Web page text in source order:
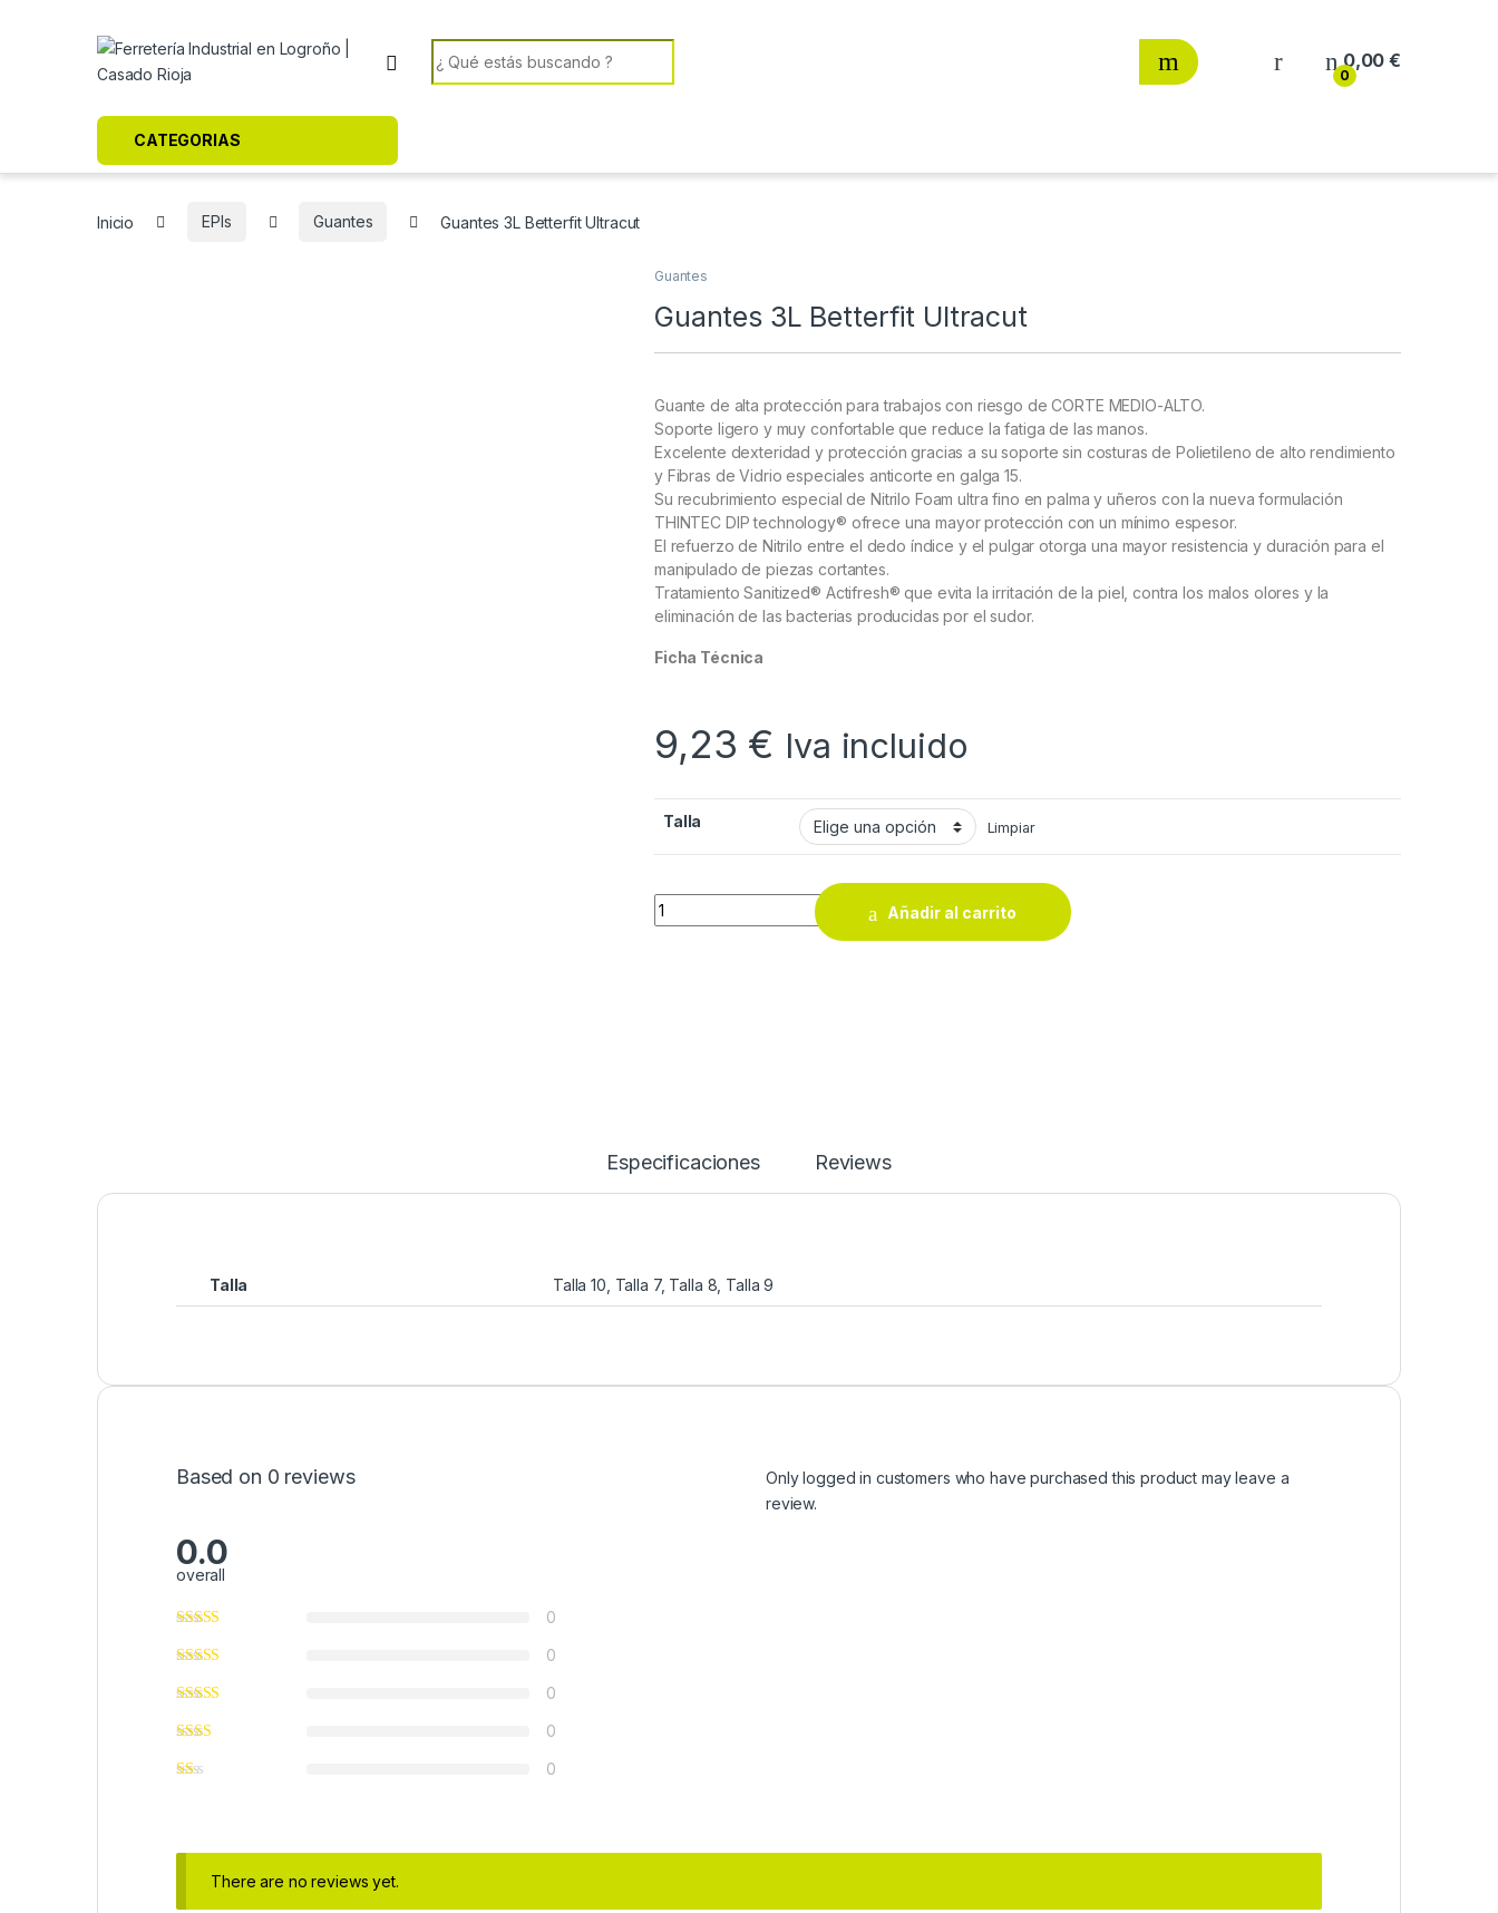
Search for:
0
0,00€
CATEGORIAS
Inicio EPIs Guantes Guantes 3L Betterfit Ultracut
Guantes
Guantes 3L Betterfit Ultracut
Guante de alta protección para trabajos con riesgo de CORTE MEDIO-ALTO.
Soporte ligero y muy confortable que reduce la fatiga de las manos.
Excelente dexteridad y protección gracias a su soporte sin costuras de Polietileno de alto rendimiento
y Fibras de Vidrio especiales anticorte en galga 15.
Su recubrimiento especial de Nitrilo Foam ultra fino en palma y uñeros con la nueva formulación
THINTEC DIP technology® ofrece una mayor protección con un mínimo espesor.
El refuerzo de Nitrilo entre el dedo índice y el pulgar otorga una mayor resistencia y duración para el
manipulado de piezas cortantes.
Tratamiento Sanitized® Actifresh® que evita la irritación de la piel, contra los malos olores y la
eliminación de las bacterias producidas por el sudor.
Ficha Técnica
9,23 € Iva incluido
Talla Limpiar
Guantes 3L Betterfit Ultracut quantity
Añadir al carrito
Especificaciones Reviews
Talla Talla 10, Talla 7, Talla 8, Talla 9
Based on 0 reviews
0.0
overall
0
0
0
0
0
Only logged in customers who have purchased this product may leave a
review.
There are no reviews yet.